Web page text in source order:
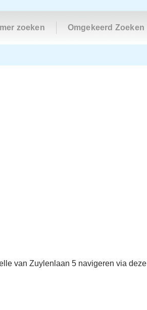
zoeken Omgekeerd Zoeken
van Zuylenlaan 5 navigeren via deze